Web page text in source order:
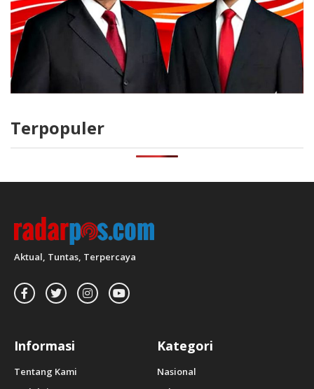
Terpopuler
Aktual, Tuntas, Terpercaya
Informasi
Tentang Kami
Kategori
Nasional